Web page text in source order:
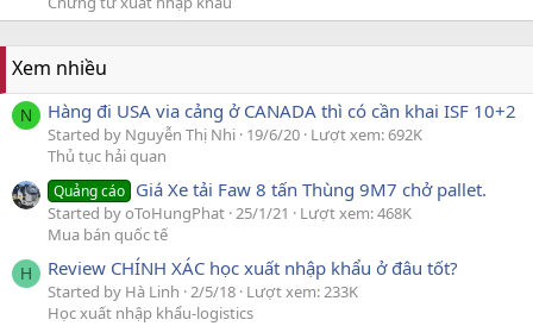
Xem nhiều
N Hàng đi USA via cảng ở CANADA thì có cần khai ISF 10+2
Started by Nguyễn Thị Nhi 19/6/20 Lượt xem: 692K
Thủ tục hải quan
Quảng cáo Giá Xe tải Faw 8 tấn Thùng 9M7 chở pallet.
Started by oToHungPhat 25/1/21
Lượt xem: 468K
Mua bán quốc tế
H Review CHÍNH XÁC học xuất nhập khẩu ở đâu tốt?
Started by Hà Linh 2/5/18 Lượt xem: 233K
Học xuất nhập khẩu-logistics